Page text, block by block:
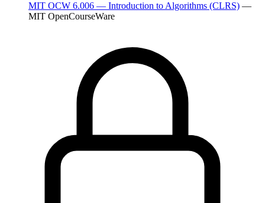
MIT OCW 6.006 — Introduction to Algorithms (CLRS) —
MIT OpenCourseWare